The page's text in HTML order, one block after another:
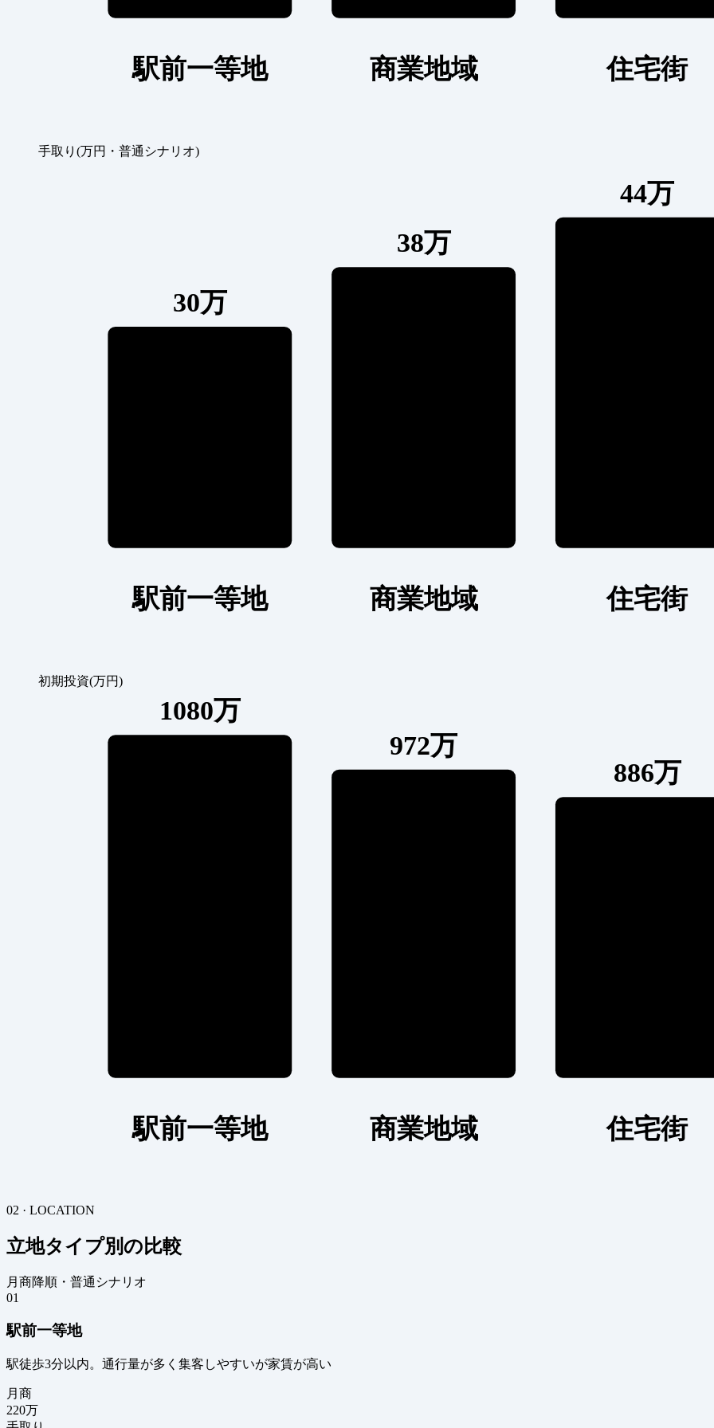
駅前一等地 商業地域 住宅街
手取り(万円・普通シナリオ)
30万
駅前一等地
38万
商業地域
44万
住宅街
初期投資(万円)
1080万
駅前一等地
972万
商業地域
886万
住宅街
02 · LOCATION
立地タイプ別の比較
月商降順・普通シナリオ
01
駅前一等地
駅徒歩3分以内。通行量が多く集客しやすいが家賃が高い
月商
220万